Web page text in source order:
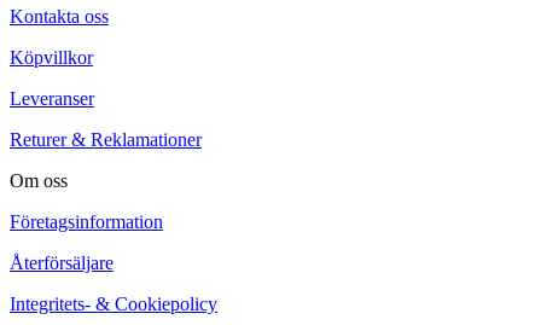
Kontakta oss
Köpvillkor
Leveranser
Returer & Reklamationer
Om oss
Företagsinformation
Återförsäljare
Integritets- & Cookiepolicy